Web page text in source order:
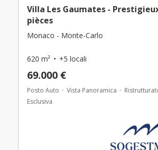
Villa Les Gaumates -
pièces
Monaco - Monte-Carlo
620 m² +5 locali
69.000 €
Posto Auto Vista Panoramica
Esclusiva